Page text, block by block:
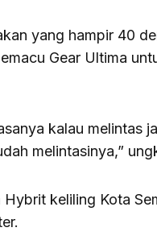
yang hampir 40
Gear Ultima
kalau melintas
melintasinya,”
keliling Kota